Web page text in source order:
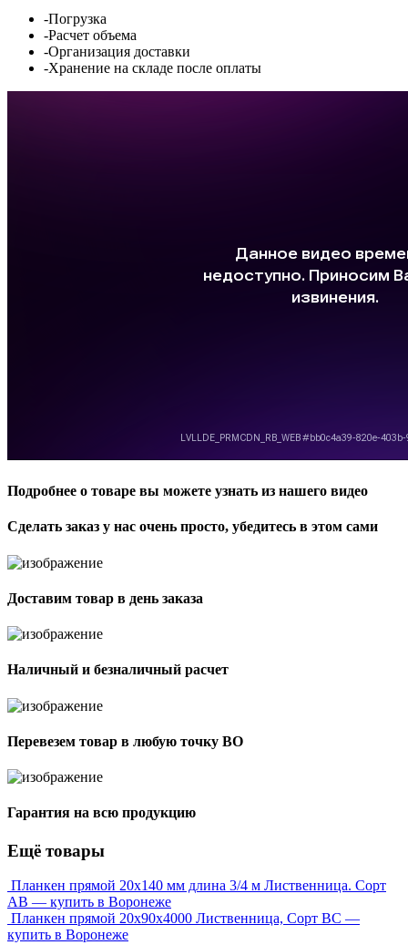
-Погрузка
-Расчет объема
-Организация доставки
-Хранение на складе после оплаты
Подробнее о товаре вы можете узнать из нашего видео
Сделать заказ у нас очень просто, убедитесь в этом сами
Доставим товар в день заказа
Наличный и безналичный расчет
Перевезем товар в любую точку ВО
Гарантия на всю продукцию
Ещё товары
Планкен прямой 20х140 мм длина 3/4 м Лиственница. Сорт
АВ — купить в Воронеже
Планкен прямой 20х90х4000 Лиственница, Сорт ВС —
купить в Воронеже